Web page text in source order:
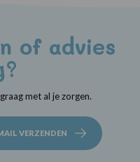
of advies
met al je zorgen.
VERZENDEN